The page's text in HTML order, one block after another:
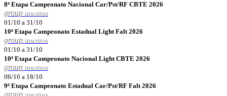
8ª Etapa Campeonato Nacional Car/Pst/RF CBTE 2026
group inscritos
01/10 a 31/10
10ª Etapa Campeonato Estadual Light Falt 2026
group inscritos
01/10 a 31/10
10ª Etapa Campeonato Nacional Light CBTE 2026
group inscritos
06/10 a 18/10
9ª Etapa Campeonato Estadual Car/Pst/RF Falt 2026